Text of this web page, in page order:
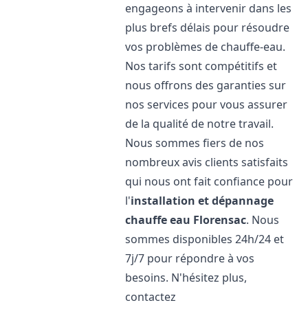
engageons à intervenir dans les
plus brefs délais pour résoudre
vos problèmes de chauffe-eau.
Nos tarifs sont compétitifs et
nous offrons des garanties sur
nos services pour vous assurer
de la qualité de notre travail.
Nous sommes fiers de nos
nombreux avis clients satisfaits
qui nous ont fait confiance pour
l'installation et dépannage
chauffe eau Florensac. Nous
sommes disponibles 24h/24 et
7j/7 pour répondre à vos
besoins. N'hésitez plus,
contactez